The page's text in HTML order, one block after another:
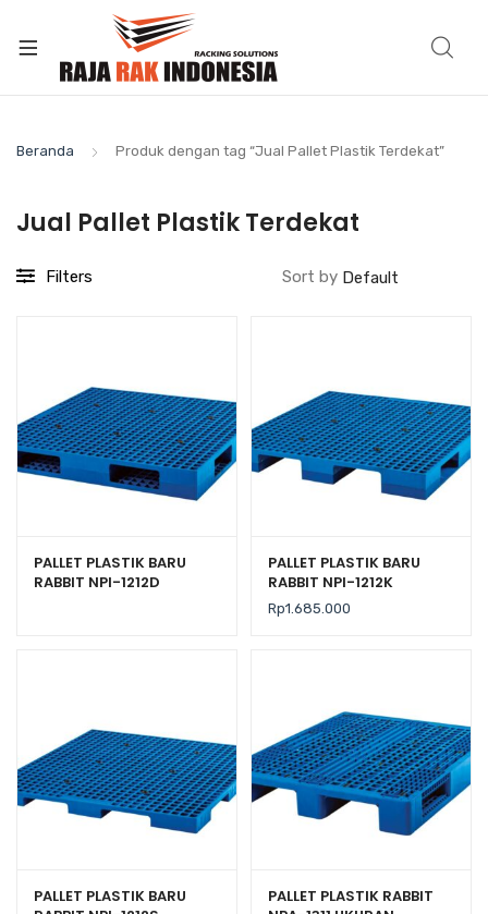
Beranda Produk dengan tag “Jual Pallet Plastik Terdekat”
Jual Pallet Plastik Terdekat
Filters Sort by
PALLET PLASTIK BARU
RABBIT NPI-1212D
PALLET PLASTIK BARU
RABBIT NPI-1212K
UKURAN 120x120x13,5 CM
Rp1.685.000
PALLET PLASTIK BARU
PALLET PLASTIK RABBIT